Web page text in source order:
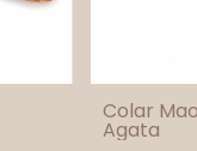
Colar
Agata